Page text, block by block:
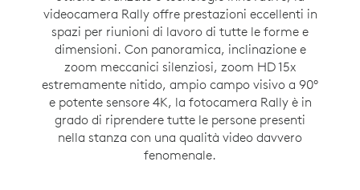
videocamera Rally offre prestazioni eccellenti in
spazi per riunioni di lavoro di tutte le forme e
dimensioni. Con panoramica, inclinazione e
zoom meccanici silenziosi, zoom HD 15x
estremamente nitido, ampio campo visivo a 90°
e potente sensore 4K, la fotocamera Rally è in
grado di riprendere tutte le persone presenti
nella stanza con una qualità video davvero
fenomenale.